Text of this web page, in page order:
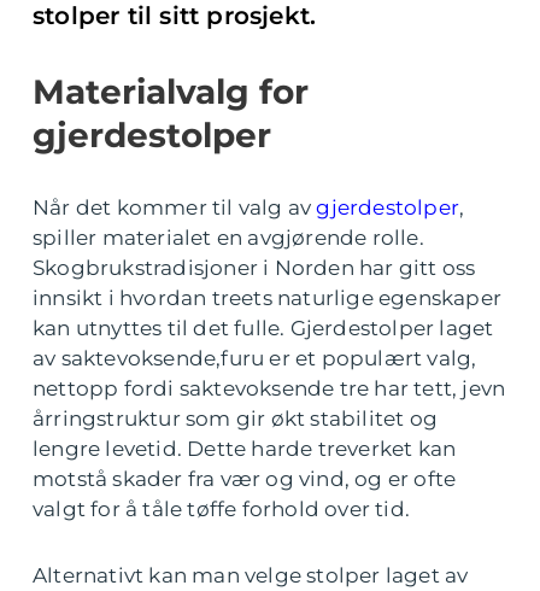
stolper til sitt prosjekt.
Materialvalg for
gjerdestolper
Når det kommer til valg avgjerdestolper,
spiller materialet en avgjørende rolle.
Skogbrukstradisjoner i Norden har gitt oss
innsikt i hvordan treets naturlige egenskaper
kan utnyttes til det fulle. Gjerdestolper laget
av saktevoksende,furu er et populært valg,
nettopp fordi saktevoksende tre har tett, jevn
årringstruktur som gir økt stabilitet og
lengre levetid. Dette harde treverket kan
motstå skader fra vær og vind, og er ofte
valgt for å tåle tøffe forhold over tid.
Alternativt kan man velge stolper laget av